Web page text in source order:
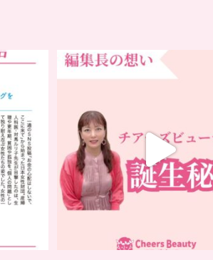
…
チアーズビューティー誕生秘話